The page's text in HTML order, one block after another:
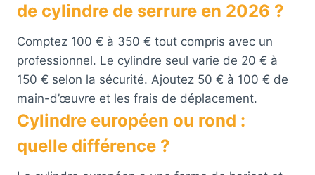
de cylindre de serrure en 2026 ?
Comptez 100 € à 350 € tout compris avec un
professionnel. Le cylindre seul varie de 20 € à
150 € selon la sécurité. Ajoutez 50 € à 100 € de
main-d’œuvre et les frais de déplacement.
Cylindre européen ou rond :
quelle différence ?